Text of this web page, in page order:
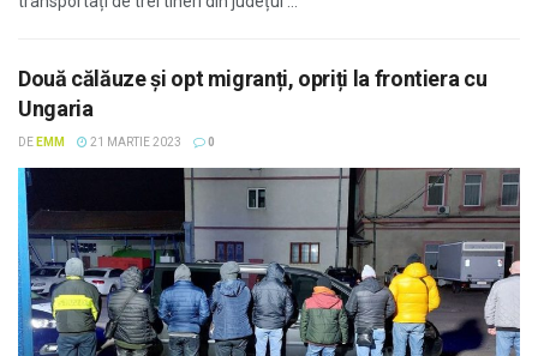
Două călăuze și opt migranți, opriți la frontiera cu
Ungaria
DE EMM 21 MARTIE 2023 0